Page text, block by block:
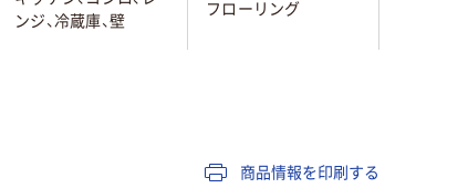
ンジ、冷蔵庫、壁
フローリング
商品情報を印刷する